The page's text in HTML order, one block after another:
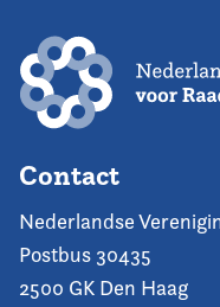
Contact
Nederlandse
Postbus 30435
2500 GK Den Haag